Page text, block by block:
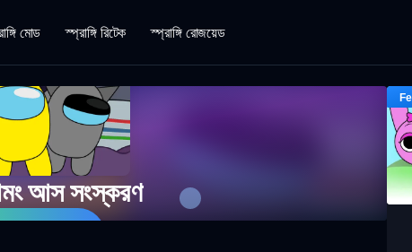
মোড স্প্রাঙ্গি রিটেক স্প্রাঙ্গি রোজয়েড
আস সংস্করণ